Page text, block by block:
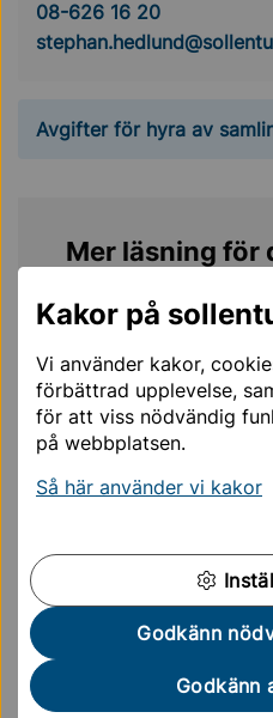
Kakor på
Vi använder kakor,
förbättrad upplevelse,
för att viss nödvändig
på webbplatsen.
Så här använder vi kakor
Godkänn
Godkänn
08-626 16 20
Avgifter för hyra av
Mer läsning för
Rösjöskolans
Runbackaskolan
Kärrdalsskolans
Vaxmoraskolans
Förskola & skola
Sidan uppdaterades 30